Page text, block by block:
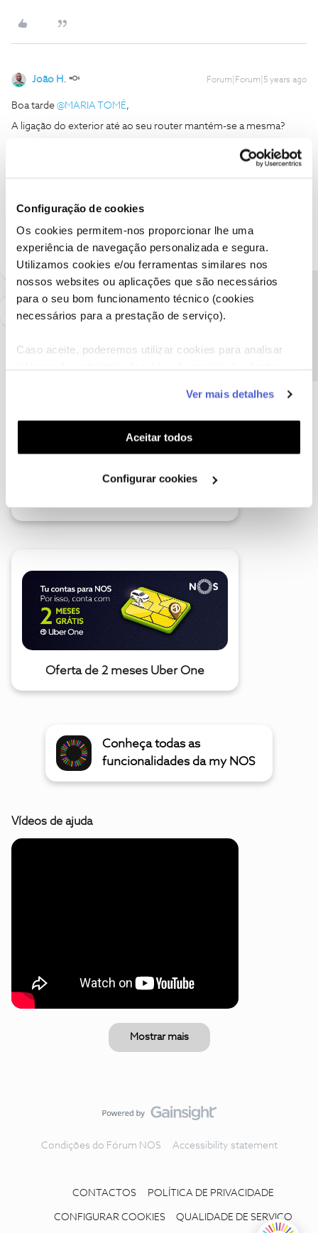
Configuração de cookies
Os cookies permitem-nos proporcionar lhe uma
experiência de navegação personalizada e segura.
Utilizamos cookies e/ou ferramentas similares nos
nossos websites ou aplicações que são necessários
para o seu bom funcionamento técnico (cookies
necessários para a prestação de serviço).
Caso aceite, poderemos utilizar cookies para analisar
funcionalidades (cookies de personalização e
funcionalidade) e adaptar anúncios aos seus interesses
(cookies de publicidade personalizada). Pode gerir a
utilização dos cookies clicando em "Configurar
Ver mais detalhes
Aceitar todos
Configurar cookies
João H. Forum|Forum|5 years ago
Boa tarde @MARIA TOMÉ,
A ligação do exterior até ao seu router mantém-se a mesma?
como "Melhor Resposta" e faça "Like" nos melhores comentários.
sempre a par das ultimas novidades.
Oferta de 2 meses Uber One
Conheça todas as
funcionalidades da my NOS
Vídeos de ajuda
Mostrar mais
Condições do Fórum NOS Accessibility statement
CONTACTOS POLÍTICA DE PRIVACIDADE
CONFIGURAR COOKIES QUALIDADE DE SERVIÇO